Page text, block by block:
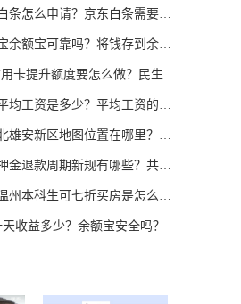
么申请？京东白条需要满足哪些
宝可靠吗？将钱存到余额宝安全
提升额度要怎么做？民生信用卡
资是多少？平均工资的衡量标准
新区地图位置在哪里？河北雄安
款周期新规有哪些？共享单车平
本科生可七折买房是怎么回事？本
收益多少？余额宝安全吗？